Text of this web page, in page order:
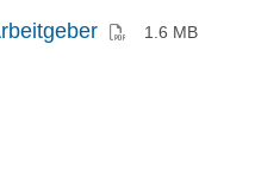
(PDF)1.6 MB